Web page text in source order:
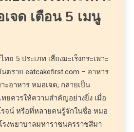
จด เตือน 5 เมนู
ย 5 ประเภท เสี่ยงมะเร็งกระเพาะ
ตราย eatcakefirst.com – อาหาร
าะอาหาร หมอเจด, กลายเป็น
ยควรให้ความสำคัญอย่างยิ่ง เมื่อ
จน์ หรือที่หลายคนรู้จักในชื่อ หมอ
รงพยาบาลมหาราชนครราชสีมา